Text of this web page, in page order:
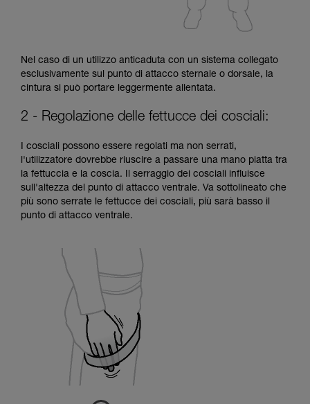
Nel caso di un utilizzo anticaduta con un sistema collegato
esclusivamente sul punto di attacco sternale o dorsale, la
cintura si può portare leggermente allentata.
2 - Regolazione delle fettucce dei cosciali:
I cosciali possono essere regolati ma non serrati,
l'utilizzatore dovrebbe riuscire a passare una mano piatta tra
la fettuccia e la coscia. Il serraggio dei cosciali influisce
sull'altezza del punto di attacco ventrale. Va sottolineato che
più sono serrate le fettucce dei cosciali, più sarà basso il
punto di attacco ventrale.